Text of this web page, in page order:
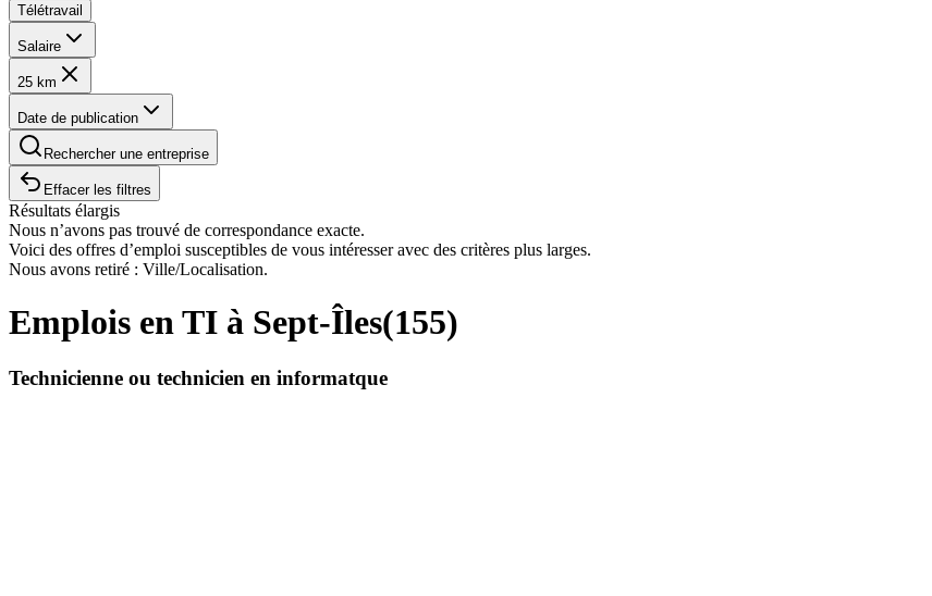
Télétravail
Salaire
25 km
Date de publication
Rechercher une entreprise
Effacer les filtres
Résultats élargis
Nous n’avons pas trouvé de correspondance exacte.
Voici des offres d’emploi susceptibles de vous intéresser avec des critères plus larges.
Nous avons retiré : Ville/Localisation.
Emplois en TI à Sept-Îles(155)
Technicienne ou technicien en informatque